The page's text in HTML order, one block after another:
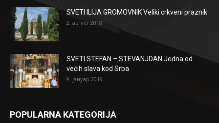
SVETI ILIJA GROMOVNIK Veliki crkveni praznik
2. август 2018.
SVETI STEFAN – STEVANJDAN Jedna od
većih slava kod Srba
9. јануар 2019.
POPULARNA KATEGORIJA